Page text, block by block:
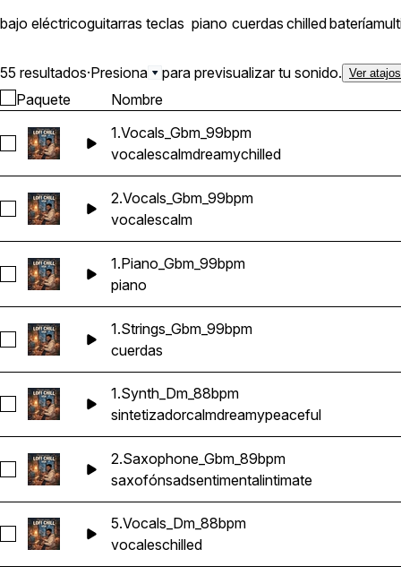
bajo eléctricoguitarras teclas piano cuerdas chilledbatería
55 resultados·Presiona para previsualizar tu sonido. Ver
Paquete Nombre
Seleccionar 1.Vocals_Gbm_99bpm
1.Vocals_Gbm_99bpm
vocalescalmdreamychilled
Seleccionar 2.Vocals_Gbm_99bpm
2.Vocals_Gbm_99bpm
vocalescalm
Seleccionar 1.Piano_Gbm_99bpm
1.Piano_Gbm_99bpm
piano
Seleccionar 1.Strings_Gbm_99bpm
1.Strings_Gbm_99bpm
cuerdas
Seleccionar 1.Synth_Dm_88bpm
1.Synth_Dm_88bpm
sintetizadorcalmdreamypeaceful
Seleccionar 2.Saxophone_Gbm_89bpm
2.Saxophone_Gbm_89bpm
saxofónsadsentimentalintimate
Seleccionar 5.Vocals_Dm_88bpm
5.Vocals_Dm_88bpm
vocaleschilled